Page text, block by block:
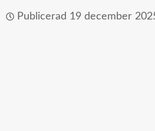
Publicerad 19 december